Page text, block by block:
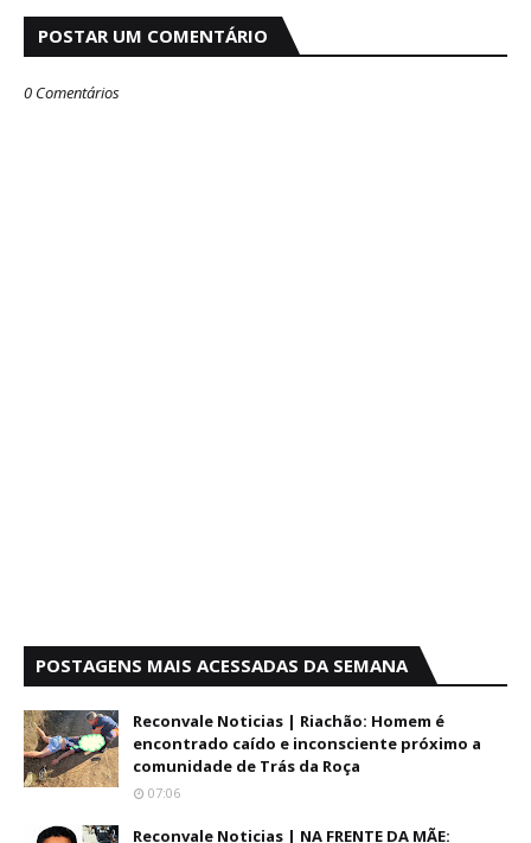
POSTAR UM COMENTÁRIO
0 Comentários
POSTAGENS MAIS ACESSADAS DA SEMANA
Reconvale Noticias | Riachão: Homem é
encontrado caído e inconsciente próximo a
comunidade de Trás da Roça
07:06
Reconvale Noticias | NA FRENTE DA MÃE: